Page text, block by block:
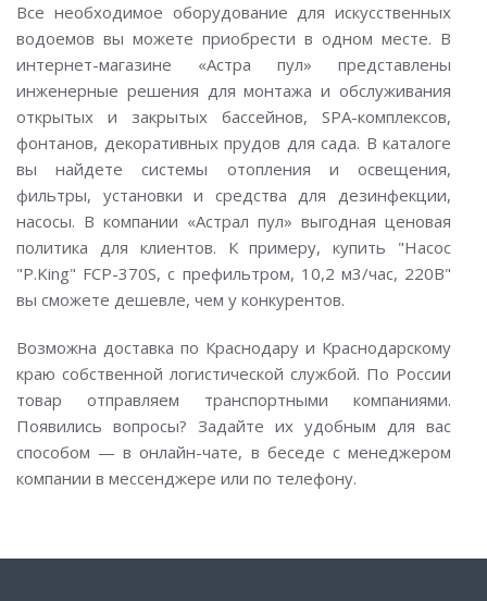
Все необходимое оборудование для искусственных
водоемов вы можете приобрести в одном месте. В
интернет-магазине «Астра пул» представлены
инженерные решения для монтажа и обслуживания
открытых и закрытых бассейнов, SPA-комплексов,
фонтанов, декоративных прудов для сада. В каталоге
вы найдете системы отопления и освещения,
фильтры, установки и средства для дезинфекции,
насосы. В компании «Астрал пул» выгодная ценовая
политика для клиентов. К примеру, купить "Насос
"P.King" FCP-370S, с префильтром, 10,2 м3/час, 220В"
вы сможете дешевле, чем у конкурентов.
Возможна доставка по Краснодару и Краснодарскому
краю собственной логистической службой. По России
товар отправляем транспортными компаниями.
Появились вопросы? Задайте их удобным для вас
способом — в онлайн-чате, в беседе с менеджером
компании в мессенджере или по телефону.